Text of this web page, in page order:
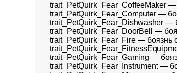
trait_PetQuirk_Fear_CoffeeMaker —
trait_PetQuirk_Fear_Computer —
trait_PetQuirk_Fear_Dishwasher —
trait_PetQuirk_Fear_DoorBell —
trait_PetQuirk_Fear_Fire — боязнь
trait_PetQuirk_Fear_Gaming —
trait_PetQuirk_Fear_Instrument —